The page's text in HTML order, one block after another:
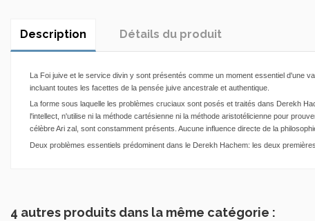
Description Détails du produit
La Foi juive et le service divin y sont présentés comme un moment essentiel d'une
incluant toutes les facettes de la pensée juive ancestrale et authentique.
La forme sous laquelle les problèmes cruciaux sont posés et traités dans Derekh
l'intellect, n'utilise ni la méthode cartésienne ni la méthode aristotélicienne pour
célèbre Ari zal, sont constamment présents. Aucune influence directe de la
Deux problèmes essentiels prédominent dans le Derekh Hachem: les deux
4 autres produits dans la même catégorie :